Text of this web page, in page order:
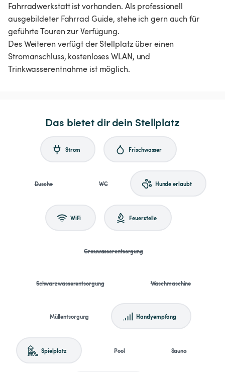
Fahrradwerkstatt ist vorhanden. Als professionell
ausgebildeter Fahrrad Guide, stehe ich gern auch für
geführte Touren zur Verfügung.
Des Weiteren verfügt der Stellplatz über einen
Stromanschluss, kostenloses WLAN, und
Trinkwasserentnahme ist möglich.
Das bietet dir dein Stellplatz
Strom Frischwasser
Dusche WC Hunde erlaubt
WiFi Feuerstelle
Grauwasserentsorgung
Schwarzwasserentsorgung Waschmaschine
Müllentsorgung Handyempfang
Spielplatz Pool Sauna